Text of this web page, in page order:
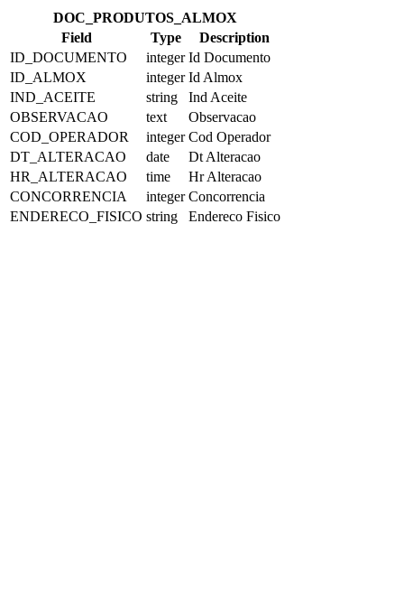
DOC_PRODUTOS_ALMOX
Field
Type
Description
ID_DOCUMENTO
integer Id Documento
ID_ALMOX
integer Id Almox
IND_ACEITE
string
Ind Aceite
OBSERVACAO
text
Observacao
COD_OPERADOR
integer Cod Operador
DT_ALTERACAO
date
Dt Alteracao
HR_ALTERACAO
time
Hr Alteracao
CONCORRENCIA
integer Concorrencia
ENDERECO_FISICO string Endereco Fisico